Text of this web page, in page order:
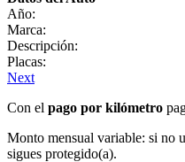
Año:
Marca:
Descripción:
Placas:
Next
Con el pago por kilómetro
Monto mensual variable: si no
sigues protegido(a).